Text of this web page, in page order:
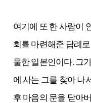
여기에 또 한 사람이
회를 마련해준 답례
물한 일본인이다. 그
에 사는 그를 찾아 나
후 마음의 문을 닫아